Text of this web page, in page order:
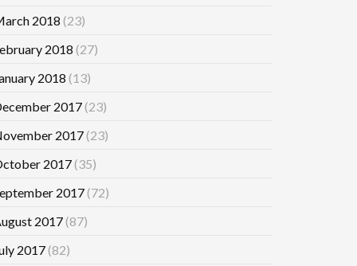
2018 (23)
2018 (27)
2018 (13)
2017(23)
2017(23)
2017(35)
2017(72)
2017(87)
2017(82)